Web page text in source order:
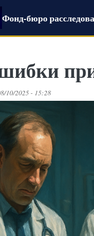
Фонд-бюро
10/2025 - 15:28